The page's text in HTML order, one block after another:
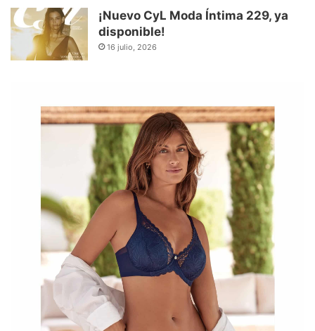
¡Nuevo CyL Moda Íntima 229, ya
disponible!
16 julio, 2026